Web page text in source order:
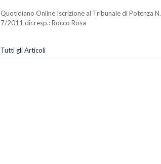
Quotidiano Online Iscrizione al Tribunale di Potenza N.
7/2011 dir.resp.: Rocco Rosa
Tutti gli Articoli